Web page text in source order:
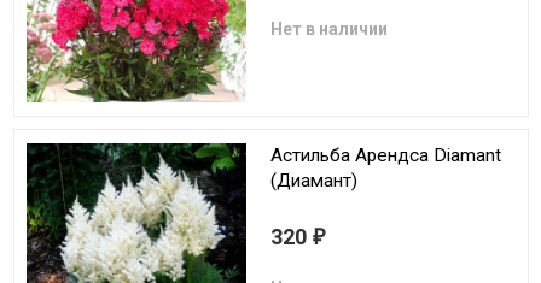
Нет в наличии
Астильба Арендса Diamant
(Диамант)
320 ₽